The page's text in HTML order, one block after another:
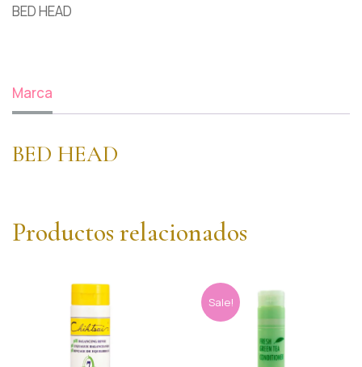
BED HEAD
Marca
BED HEAD
Productos relacionados
Sale!